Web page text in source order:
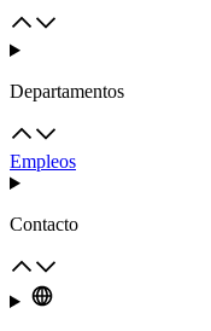
Departamentos
Empleos
Contacto